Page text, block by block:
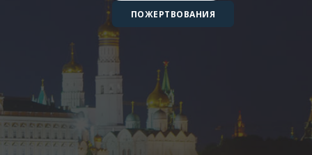
ПОЖЕРТВОВАНИЯ